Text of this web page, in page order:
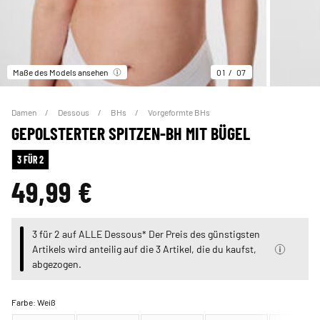
Maße des Models ansehen 01 07
Damen Dessous BHs Vorgeformte BHs
GEPOLSTERTER SPITZEN-BH MIT BÜGEL
3 FÜR 2
49,99 €
3 für 2 auf ALLE Dessous* Der Preis des günstigsten
Artikels wird anteilig auf die 3 Artikel, die du kaufst,
abgezogen.
Farbe:Weiß